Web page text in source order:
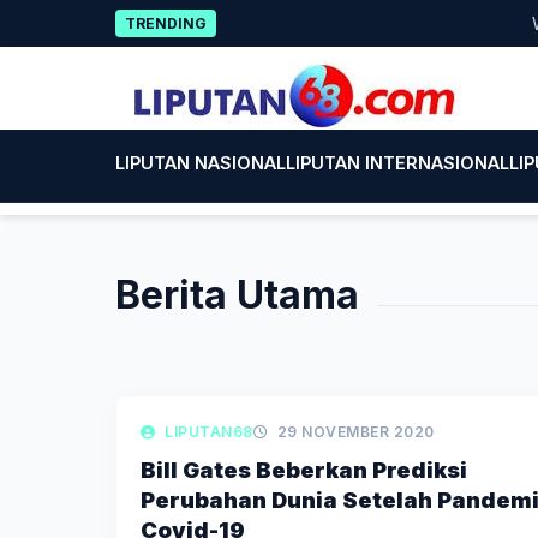
to
TRENDING
LIPUTAN NASIONALLIPUTAN INTERNASIONAL
Berita Utama
LIPUTAN BERITA
LIPUTAN68 29 NOVEMBER 2020
Bill Gates Beberkan Prediksi
Perubahan Dunia Setelah Pandemi
Covid-19